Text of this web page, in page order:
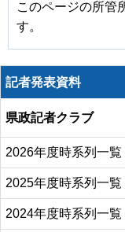
このページの所管
す。
記者発表資料
県政記者クラブ
2026年度時系列一覧
2025年度時系列一覧
2024年度時系列一覧